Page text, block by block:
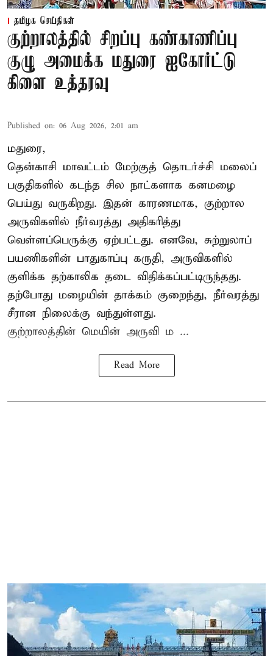
தமிழக செய்திகள்
குற்றாலத்தில் சிறப்பு கண்காணிப்பு
குழு அமைக்க மதுரை ஐகோர்ட்டு
கிளை உத்தரவு
Published on: 06 Aug 2026, 2:01 am
மதுரை,
தென்காசி மாவட்டம் மேற்குத் தொடர்ச்சி மலைப்
பகுதிகளில் கடந்த சில நாட்களாக கனமழை
பெய்து வருகிறது. இதன் காரணமாக, குற்றால
அருவிகளில் நீர்வரத்து அதிகரித்து
வெள்ளப்பெருக்கு ஏற்பட்டது. எனவே, சுற்றுலாப்
பயணிகளின் பாதுகாப்பு கருதி, அருவிகளில்
குளிக்க தற்காலிக தடை விதிக்கப்பட்டிருந்தது.
தற்போது மழையின் தாக்கம் குறைந்து, நீர்வரத்து
சீரான நிலைக்கு வந்துள்ளது.
குற்றாலத்தின் மெயின் அருவி ம ...
Read More